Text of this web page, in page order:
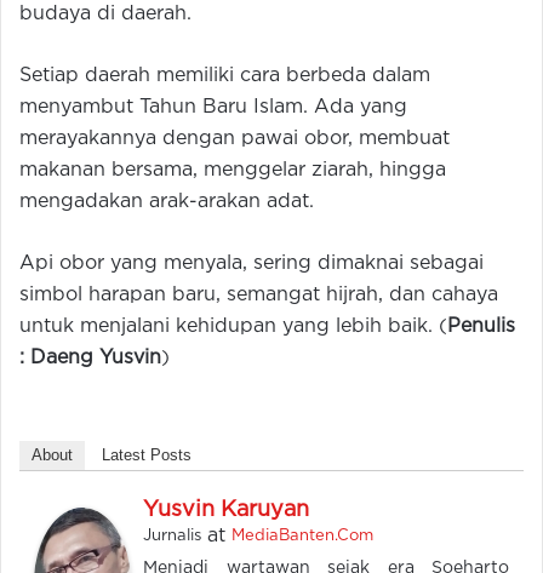
budaya di daerah.
Setiap daerah memiliki cara berbeda dalam
menyambut Tahun Baru Islam. Ada yang
merayakannya dengan pawai obor, membuat
makanan bersama, menggelar ziarah, hingga
mengadakan arak-arakan adat.
Api obor yang menyala, sering dimaknai sebagai
simbol harapan baru, semangat hijrah, dan cahaya
untuk menjalani kehidupan yang lebih baik. ( Penulis
: Daeng Yusvin)
About Latest Posts
Yusvin Karuyan
Jurnalis at MediaBanten.Com
Menjadi wartawan sejak era Soeharto